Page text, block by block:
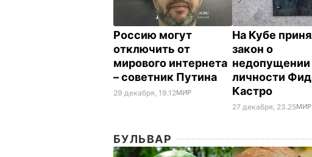
Россию могут
отключить от
мирового интернета
– советник Путина
29 декабря, 19.12МИР
На Кубе
закон о
недопущении
личности
Кастро
27 декабря, 23.25МИР
БУЛЬВАР